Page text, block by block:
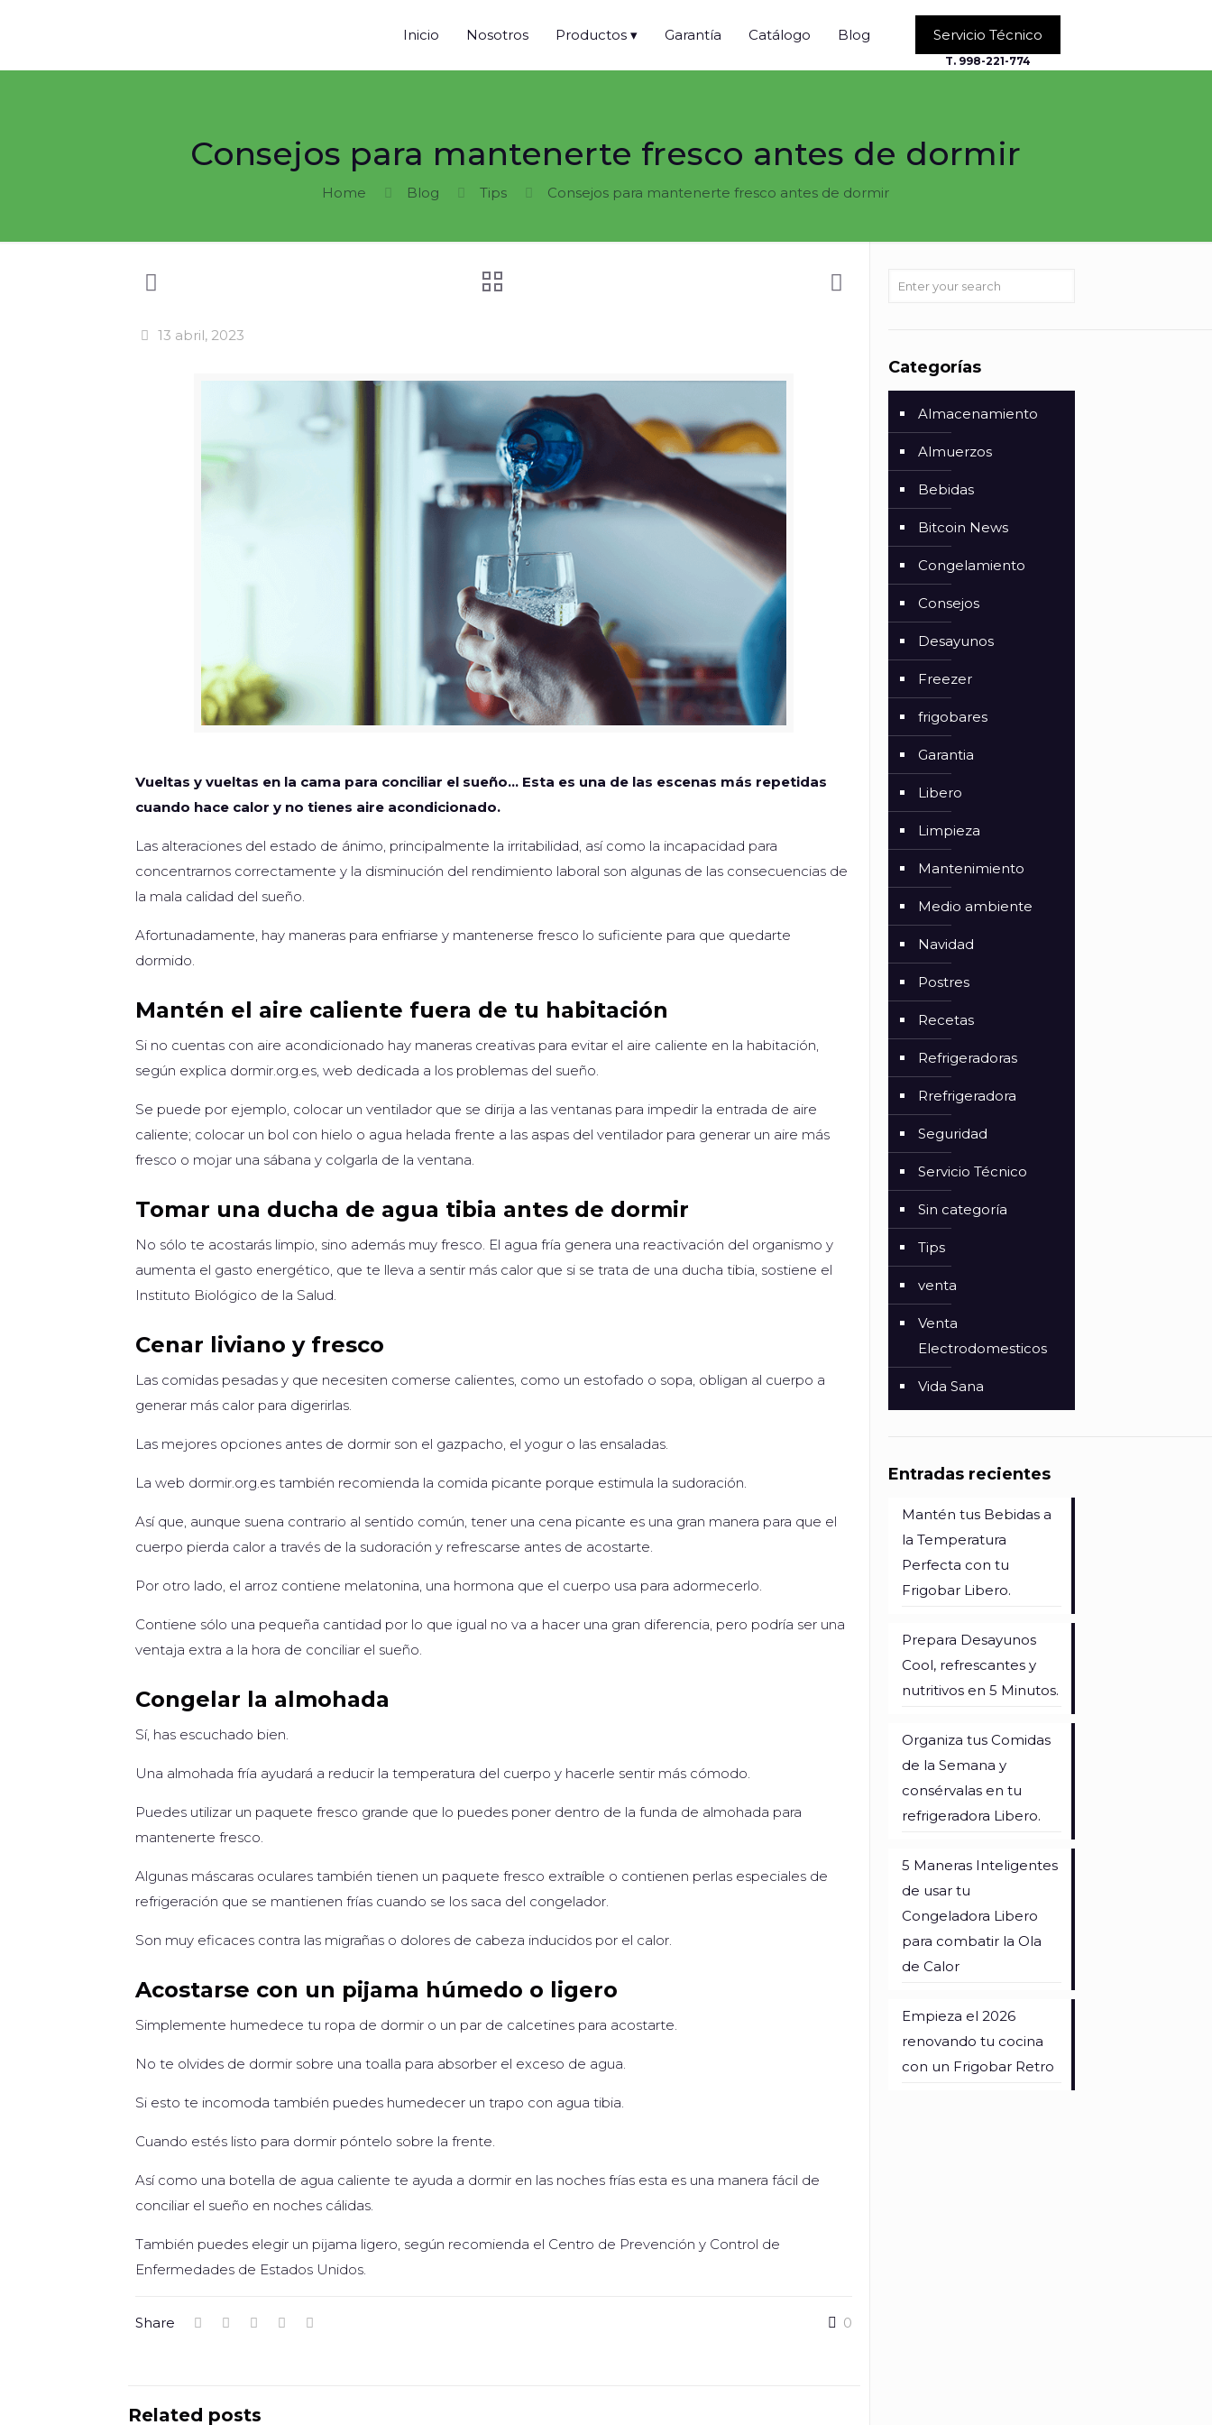
Inicio Nosotros Productos ▾ Garantía Catálogo Blog Servicio Técnico
T. 998-221-774
Consejos para mantenerte fresco antes de dormir
Home Blog Tips Consejos para mantenerte fresco antes de dormir
13 abril, 2023
Vueltas y vueltas en la cama para conciliar el sueño… Esta es una de las escenas más repetidas
cuando hace calor y no tienes aire acondicionado.
Las alteraciones del estado de ánimo, principalmente la irritabilidad, así como la incapacidad para
concentrarnos correctamente y la disminución del rendimiento laboral son algunas de las consecuencias de
la mala calidad del sueño.
Afortunadamente, hay maneras para enfriarse y mantenerse fresco lo suficiente para que quedarte
dormido.
Mantén el aire caliente fuera de tu habitación
Si no cuentas con aire acondicionado hay maneras creativas para evitar el aire caliente en la habitación,
según explica dormir.org.es, web dedicada a los problemas del sueño.
Se puede por ejemplo, colocar un ventilador que se dirija a las ventanas para impedir la entrada de aire
caliente; colocar un bol con hielo o agua helada frente a las aspas del ventilador para generar un aire más
fresco o mojar una sábana y colgarla de la ventana.
Tomar una ducha de agua tibia antes de dormir
No sólo te acostarás limpio, sino además muy fresco. El agua fría genera una reactivación del organismo y
aumenta el gasto energético, que te lleva a sentir más calor que si se trata de una ducha tibia, sostiene el
Instituto Biológico de la Salud.
Cenar liviano y fresco
Las comidas pesadas y que necesiten comerse calientes, como un estofado o sopa, obligan al cuerpo a
generar más calor para digerirlas.
Las mejores opciones antes de dormir son el gazpacho, el yogur o las ensaladas.
La web dormir.org.es también recomienda la comida picante porque estimula la sudoración.
Así que, aunque suena contrario al sentido común, tener una cena picante es una gran manera para que el
cuerpo pierda calor a través de la sudoración y refrescarse antes de acostarte.
Por otro lado, el arroz contiene melatonina, una hormona que el cuerpo usa para adormecerlo.
Contiene sólo una pequeña cantidad por lo que igual no va a hacer una gran diferencia, pero podría ser una
ventaja extra a la hora de conciliar el sueño.
Congelar la almohada
Sí, has escuchado bien.
Una almohada fría ayudará a reducir la temperatura del cuerpo y hacerle sentir más cómodo.
Puedes utilizar un paquete fresco grande que lo puedes poner dentro de la funda de almohada para
mantenerte fresco.
Algunas máscaras oculares también tienen un paquete fresco extraíble o contienen perlas especiales de
refrigeración que se mantienen frías cuando se los saca del congelador.
Son muy eficaces contra las migrañas o dolores de cabeza inducidos por el calor.
Acostarse con un pijama húmedo o ligero
Simplemente humedece tu ropa de dormir o un par de calcetines para acostarte.
No te olvides de dormir sobre una toalla para absorber el exceso de agua.
Si esto te incomoda también puedes humedecer un trapo con agua tibia.
Cuando estés listo para dormir póntelo sobre la frente.
Así como una botella de agua caliente te ayuda a dormir en las noches frías esta es una manera fácil de
conciliar el sueño en noches cálidas.
También puedes elegir un pijama ligero, según recomienda el Centro de Prevención y Control de
Enfermedades de Estados Unidos.
Share 0
Related posts
Categorías
Almacenamiento
Almuerzos
Bebidas
Bitcoin News
Congelamiento
Consejos
Desayunos
Freezer
frigobares
Garantia
Libero
Limpieza
Mantenimiento
Medio ambiente
Navidad
Postres
Recetas
Refrigeradoras
Rrefrigeradora
Seguridad
Servicio Técnico
Sin categoría
Tips
venta
Venta
Electrodomesticos
Vida Sana
Entradas recientes
Mantén tus Bebidas a
la Temperatura
Perfecta con tu
Frigobar Libero.
Prepara Desayunos
Cool, refrescantes y
nutritivos en 5 Minutos.
Organiza tus Comidas
de la Semana y
consérvalas en tu
refrigeradora Libero.
5 Maneras Inteligentes
de usar tu
Congeladora Libero
para combatir la Ola
de Calor
Empieza el 2026
renovando tu cocina
con un Frigobar Retro